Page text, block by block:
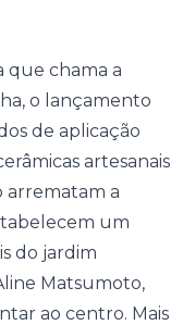
que chama a
o lançamento
de aplicação
artesanais
arrematam a
um
do jardim
Matsumoto,
ao centro. Mais